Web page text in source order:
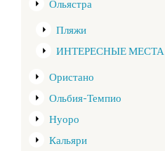
Ольястра
Пляжи
ИНТЕРЕСНЫЕ МЕСТА
Ористано
Ольбия-Темпио
Нуоро
Кальяри